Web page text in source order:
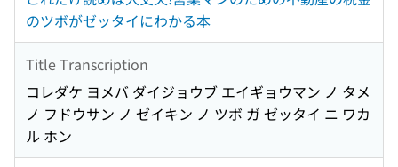
のツボがゼッタイにわかる本
Title Transcription
コレダケ ヨメバ ダイジョウブ エイギョウマン ノ タメ
ノ フドウサン ノ ゼイキン ノ ツボ ガ ゼッタイ ニ ワカ
ル ホン